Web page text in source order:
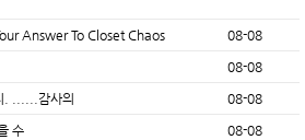
Answer To Closet Chaos 08-08
08-08
. ......감사의 08-08
수 08-08